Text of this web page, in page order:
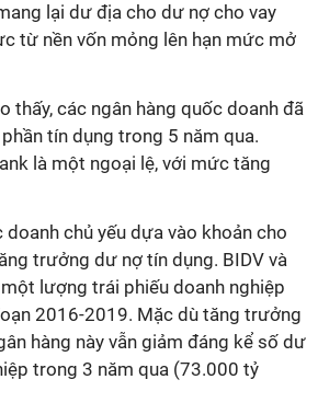
lại dư địa cho dư nợ cho vay
từ nền vốn mỏng lên hạn mức mở
thấy, các ngân hàng quốc doanh đã
tín dụng trong 5 năm qua.
là một ngoại lệ, với mức tăng
doanh chủ yếu dựa vào khoản cho
trưởng dư nợ tín dụng. BIDV và
lượng trái phiếu doanh nghiệp
2016-2019. Mặc dù tăng trưởng
hàng này vẫn giảm đáng kể số dư
trong 3 năm qua (73.000 tỷ